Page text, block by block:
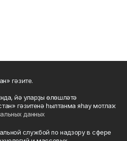
гәзите.
йә уларҙы өлөшләтә
гәзитенә һылтанма яһау мотлаҡ.
данных
службой по надзору в сфере